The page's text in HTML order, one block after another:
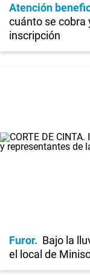
Atención
cuánto se cobra
inscripción
Furor
Bajo la
el local de